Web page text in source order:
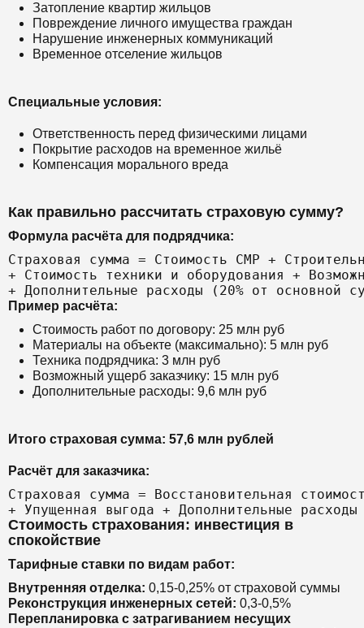
Затопление квартир жильцов
Повреждение личного имущества граждан
Нарушение инженерных коммуникаций
Временное отселение жильцов
Специальные условия:
Ответственность перед физическими лицами
Покрытие расходов на временное жильё
Компенсация морального вреда
Как правильно рассчитать страховую сумму?
Формула расчёта для подрядчика:
Страховая сумма = Стоимость СМР +
+ Стоимость техники и оборудования +
Пример расчёта:
Стоимость работ по договору: 25 млн руб
Материалы на объекте (максимально): 5 млн руб
Техника подрядчика: 3 млн руб
Возможный ущерб заказчику: 15 млн руб
Дополнительные расходы: 9,6 млн руб
Итого страховая сумма: 57,6 млн рублей
Расчёт для заказчика:
Страховая сумма = Восстановительная
Стоимость страхования: инвестиция в
спокойствие
Тарифные ставки по видам работ:
Внутренняя отделка: 0,15-0,25% от страховой суммы
Реконструкция инженерных сетей: 0,3-0,5%
Перепланировка с затрагиванием несущих